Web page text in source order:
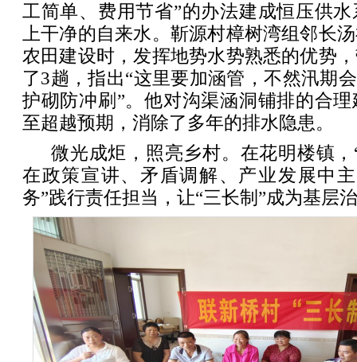
工简单、费用节省”的办法建成恒压供
上干净的自来水。靳源村樟树湾组邻长
农田建设时，发挥地势水势熟悉的优势
了3趟，指出“这里要加涵管，不然汛期
护砌防冲刷”。他对沟渠涵洞铺排的合
至超越预期，消除了多年的排水隐患。
微光成炬，照亮乡村。在花明楼镇
在政策宣讲、矛盾调解、产业发展中
务”践行责任担当，让“三长制”成为基层